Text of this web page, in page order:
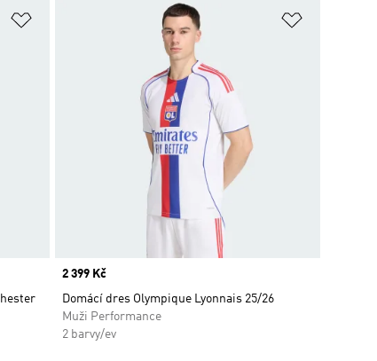
Přidat do seznamu přání
Price
2 399 Kč
Domácí dres Olympique Lyonnais 25/26
Muži Performance
2 barvy/ev